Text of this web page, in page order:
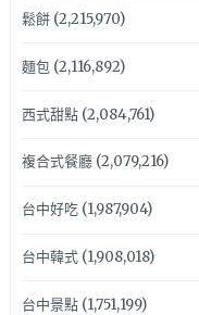
鬆餅(2,215,970)
麵包(2,116,892)
西式甜點(2,084,761)
複合式餐廳(2,079,216)
台中好吃(1,987,904)
台中韓式(1,908,018)
台中景點(1,751,199)